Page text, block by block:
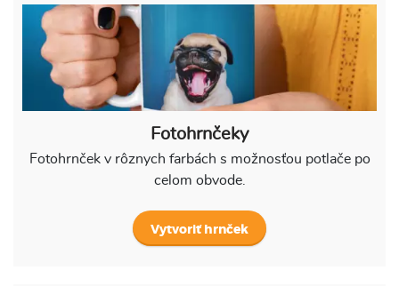
Fotohrnčeky
Fotohrnček v rôznych farbách s možnosťou potlače po
celom obvode.
Vytvoriť hrnček